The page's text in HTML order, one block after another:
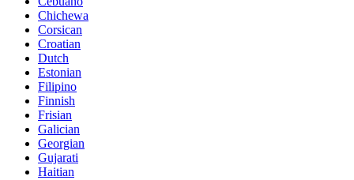
Chichewa
Corsican
Croatian
Dutch
Estonian
Filipino
Finnish
Frisian
Galician
Georgian
Gujarati
Haitian